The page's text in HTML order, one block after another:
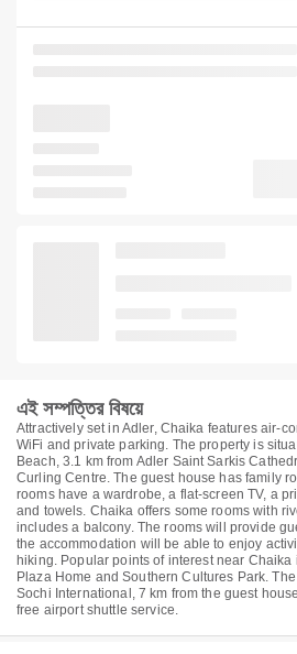
এই সম্পত্তির বিষয়ে
Attractively set in Adler, Chaika features air-
WiFi and private parking. The property is
Beach, 3.1 km from Adler Saint Sarkis
Curling Centre. The guest house has family
rooms have a wardrobe, a flat-screen TV, a
and towels. Chaika offers some rooms with
includes a balcony. The rooms will provide
the accommodation will be able to enjoy
hiking. Popular points of interest near
Plaza Home and Southern Cultures Park.
Sochi International, 7 km from the guest
free airport shuttle service.